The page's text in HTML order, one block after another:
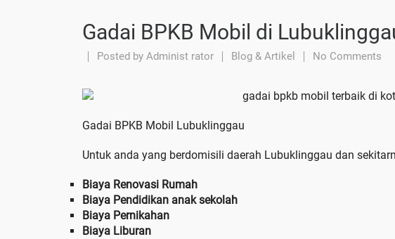
Gadai BPKB Mobil di
Posted by Administ rator Blog & Artikel No Comments
Gadai BPKB Mobil Lubuklinggau
Untuk anda yang berdomisili daerah Lubuklinggau dan
Biaya Renovasi Rumah
Biaya Pendidikan anak sekolah
Biaya Pernikahan
Biaya Liburan